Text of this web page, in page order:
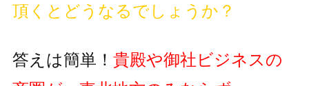
頂くとどうなるでしょうか？
答えは簡単！ 貴殿や御社ビジネスの